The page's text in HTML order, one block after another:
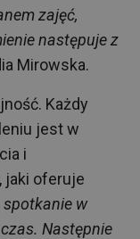
zajęć,
następuje z
Mirowska.
Każdy
jest w
i
jaki oferuje
spotkanie w
Następnie